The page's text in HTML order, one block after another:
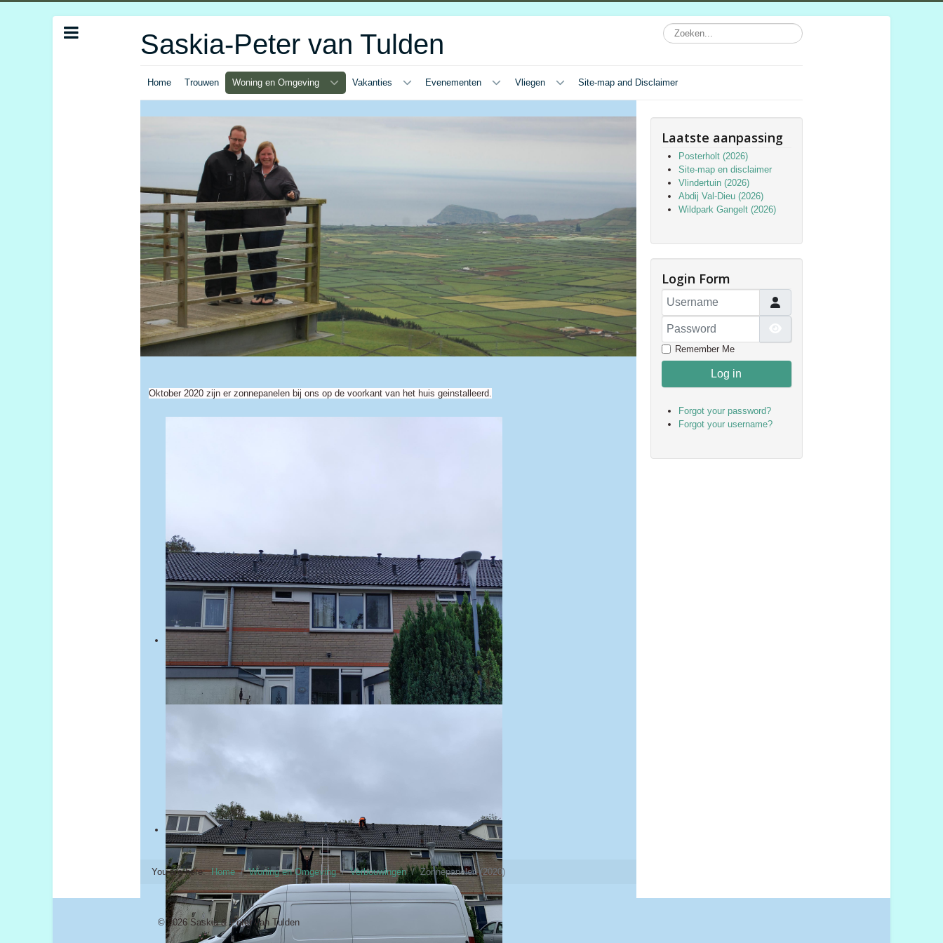
Saskia-Peter van Tulden
Home Trouwen Woning en Omgeving Vakanties Evenementen Vliegen Site-map and Disclaimer
Oktober 2020 zijn er zonnepanelen bij ons op de voorkant van het huis geinstalleerd.
You are here:Home Woning en Omgeving Verbouwingen Zonnepanelen (2020)
Laatste aanpassing
Posterholt (2026)
Site-map en disclaimer
Vlindertuin (2026)
Abdij Val-Dieu (2026)
Wildpark Gangelt (2026)
Login Form
Username
Password
Remember Me
Log in
Forgot your password?
Forgot your username?
© 2026 Saskia & Peter van Tulden